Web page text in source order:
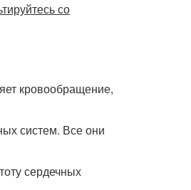
со
кровообращение,
систем. Все они
сердечных